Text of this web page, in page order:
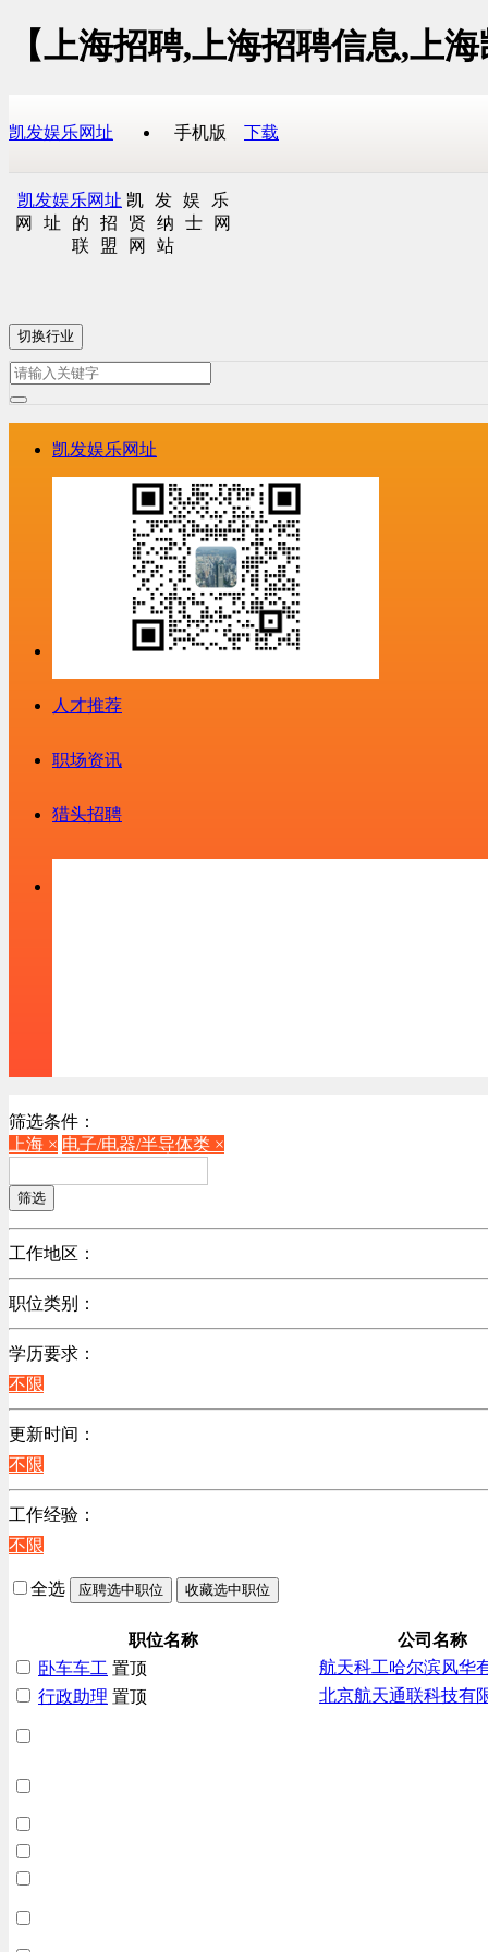
【上海招聘,上海招聘信息,上
凯发娱乐网址 手机版 下载
凯发娱乐网址 凯发娱乐
网址的招贤纳士网
联盟网站
切换行业
凯发娱乐网址
人才推荐
职场资讯
猎头招聘
筛选条件：
上海 × 电子/电器/半导体类 ×
筛选
工作地区：
不限
广东
江苏
陕西
浙江
辽宁
上海
职位类别：
不限
机械制造/仪器仪表类
计算机硬件类
销售管理类
计算机软件类
贸易/物流/仓储/采购类
客服及凯发娱乐网址的技术支持类
高级管理类
电子/电器/半导体类
电力电气/能源/自动化
咨询/顾问/法律类
程序/语言开发类
行政/后勤/文秘类
销售类
建筑装潢/市政建设类
通信/移动互联网/手机类
技工/维修类
房地产开发/物业管理类
生产/加工/认证类
学历要求：
不限
更新时间：
不限
工作经验：
不限
全选 应聘选中职位 收藏选中职位
职位名称
公司名称
卧车车工 置顶 航天科工哈尔滨风华
行政助理 置顶 北京航天通联科技有